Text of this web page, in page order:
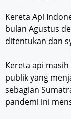
Kereta Api
bulan Agustus
ditentukan dan
Kereta api
publik yang
sebagian
pandemi ini